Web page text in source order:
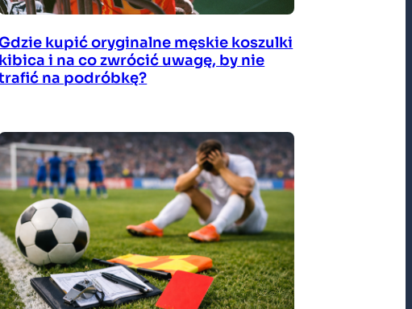
kupić oryginalne męskie koszulki
kibica i na co zwrócić uwagę, by nie
na podróbkę?